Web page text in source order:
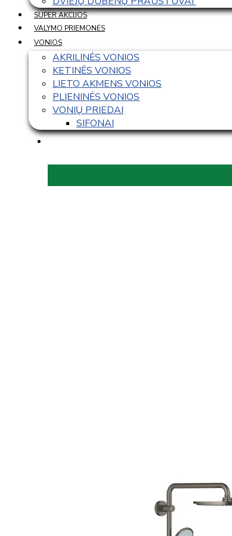
SUPER AKCIJOS
VALYMO PRIEMONĖS
VONIOS
AKRILINĖS VONIOS
KETINĖS VONIOS
LIETO AKMENS VONIOS
PLIENINĖS VONIOS
VONIŲ PRIEDAI
SIFONAI